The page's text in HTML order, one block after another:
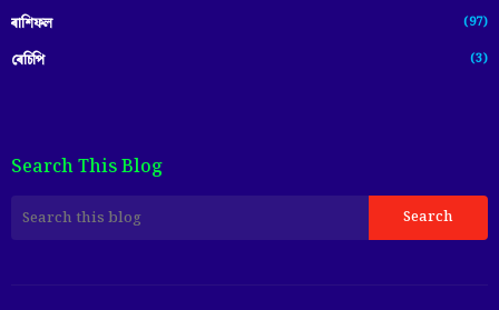
ৰাশিফল (97)
ৰেচিপি (3)
Search This Blog